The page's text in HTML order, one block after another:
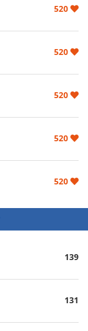
520
520
520
520
520
139
131